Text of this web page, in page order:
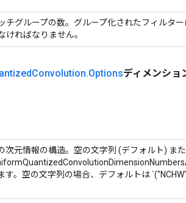
チグループの数。グループ化されたフィルタ
ければなりません。
Convolution.Optionsディメンショ
次元情報の構造。空の文字列 (デフォルト) ま
す。空の文字列の場合、デフォルトは